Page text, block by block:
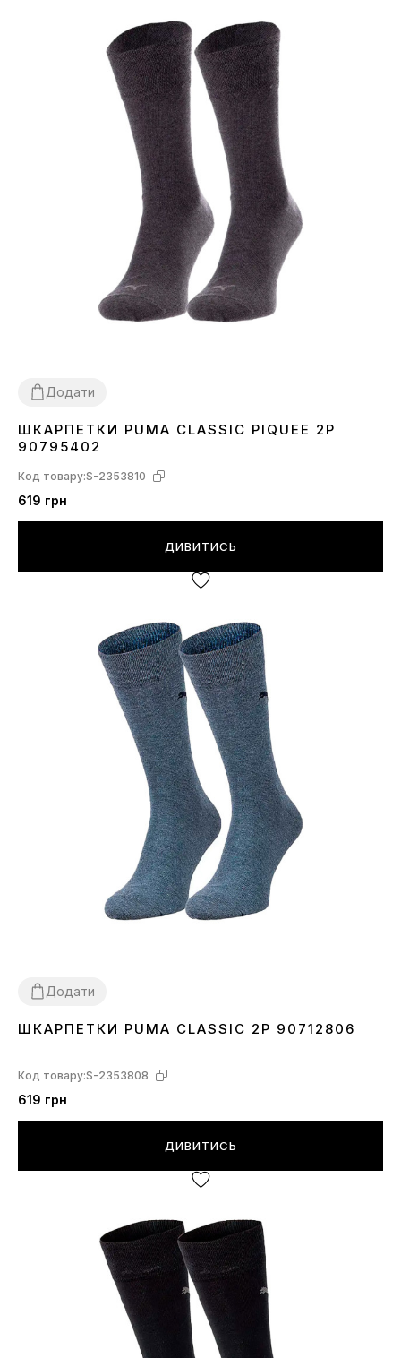
Додати
30-34 39-4243-46
ШКАРПЕТКИ PUMA CLASSIC PIQUEE 2P
90795402
Код товару:S-2353810
619 грн
ДИВИТИСЬ
Додати
30-34 39-4243-46
ШКАРПЕТКИ PUMA CLASSIC 2P 90712806
Код товару:S-2353808
619 грн
ДИВИТИСЬ